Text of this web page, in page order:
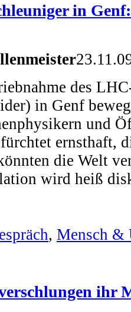
in
des
in Genf
und
ernsthaft,
die Welt
wird heiß
, Mensch &
ihr